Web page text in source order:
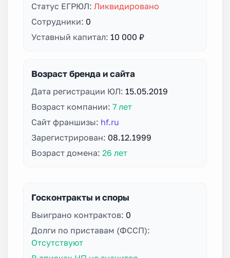
Статус ЕГРЮЛ: Ликвидировано
Сотрудники: 0
Уставный капитал: 10 000 ₽
Возраст бренда и сайта
Дата регистрации ЮЛ: 15.05.2019
Возраст компании: 7 лет
Сайт франшизы: hf.ru
Зарегистрирован: 08.12.1999
Возраст домена: 26 лет
Госконтракты и споры
Выиграно контрактов: 0
Долги по приставам (ФССП):
Отсутствуют